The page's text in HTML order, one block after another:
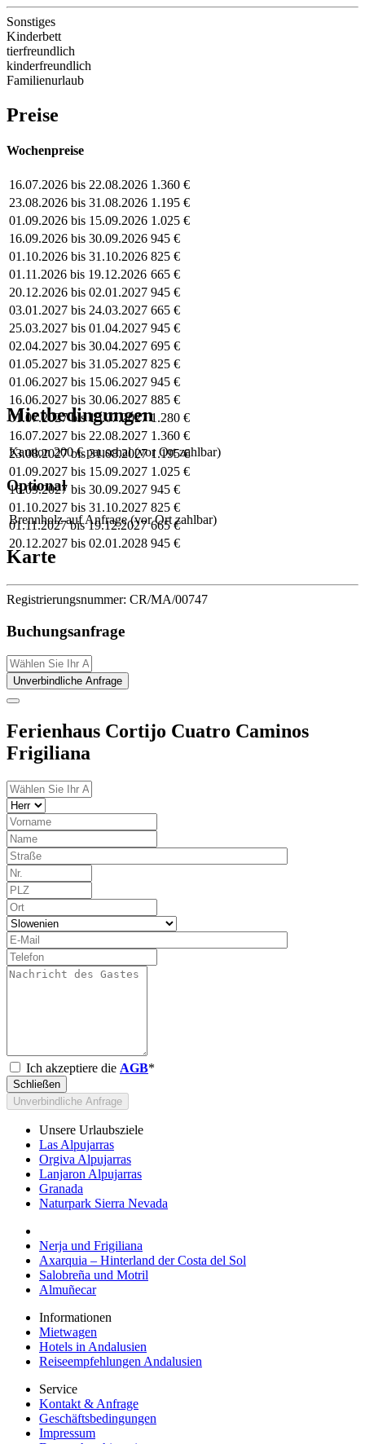
Sonstiges
Kinderbett
tierfreundlich
kinderfreundlich
Familienurlaub
Preise
Wochenpreise
16.07.2026 bis 22.08.2026 1.360 €
23.08.2026 bis 31.08.2026 1.195 €
01.09.2026 bis 15.09.2026 1.025 €
16.09.2026 bis 30.09.2026 945 €
01.10.2026 bis 31.10.2026 825 €
01.11.2026 bis 19.12.2026 665 €
20.12.2026 bis 02.01.2027 945 €
03.01.2027 bis 24.03.2027 665 €
25.03.2027 bis 01.04.2027 945 €
02.04.2027 bis 30.04.2027 695 €
01.05.2027 bis 31.05.2027 825 €
01.06.2027 bis 15.06.2027 945 €
16.06.2027 bis 30.06.2027 885 €
01.07.2027 bis 15.07.2027 1.280 €
16.07.2027 bis 22.08.2027 1.360 €
23.08.2027 bis 31.08.2027 1.195 €
01.09.2027 bis 15.09.2027 1.025 €
16.09.2027 bis 30.09.2027 945 €
01.10.2027 bis 31.10.2027 825 €
01.11.2027 bis 19.12.2027 665 €
20.12.2027 bis 02.01.2028 945 €
Mietbedingungen
Kaution 200 € pauschal (vor Ort zahlbar)
Optional
Brennholz auf Anfrage (vor Ort zahlbar)
Karte
Registrierungsnummer: CR/MA/00747
Buchungsanfrage
Unverbindliche Anfrage
Ferienhaus Cortijo Cuatro Caminos
Frigiliana
Ich akzeptiere die AGB*
Schließen
Unverbindliche Anfrage
Unsere Urlaubsziele
Las Alpujarras
Orgiva Alpujarras
Lanjaron Alpujarras
Granada
Naturpark Sierra Nevada
Nerja und Frigiliana
Axarquia – Hinterland der Costa del Sol
Salobreña und Motril
Almuñecar
Informationen
Mietwagen
Hotels in Andalusien
Reiseempfehlungen Andalusien
Service
Kontakt & Anfrage
Geschäftsbedingungen
Impressum